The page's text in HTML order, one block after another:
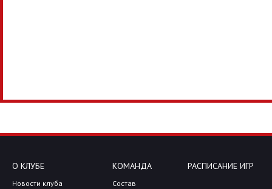
О КЛУБЕ
Новости клуба
КОМАНДА
Состав
РАСПИСАНИЕ ИГР